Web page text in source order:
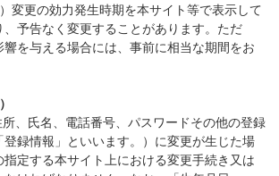
変更の効力発生時期を本サイト等で表示して
、予告なく変更することがあります。ただ
響を与える場合には、事前に相当な期間をお
、氏名、電話番号、パスワードその他の登録
録情報」といいます。）に変更が生じた場
定する本サイト上における変更手続き又は